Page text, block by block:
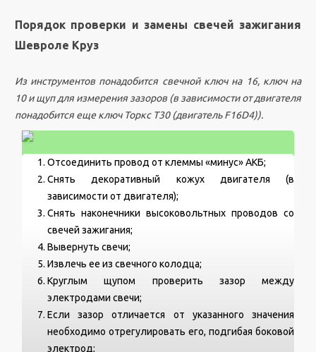
Порядок проверки и замены свечей зажигания
Шевроле Круз
Из инструментов понадобится свечной ключ на 16, ключ на
10 и щуп для измерения зазоров (в зависимости от двигателя
понадобится еще ключ Торкс Т30 (двигатель F16D4)).
Отсоединить провод от клеммы «минус» АКБ;
Снять декоративный кожух двигателя (в
зависимости от двигателя);
Снять наконечники высоковольтных проводов со
свечей зажигания;
Вывернуть свечи;
Извлечь ее из свечного колодца;
Круглым щупом проверить зазор между
электродами свечи;
Если зазор отличается от указанного значения
необходимо отрегулировать его, подгибая боковой
электрод;